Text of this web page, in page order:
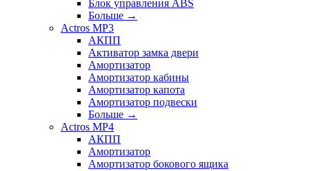
Блок управления ABS
Больше →
Actros MP3
АКПП
Активатор замка двери
Амортизатор
Амортизатор кабины
Амортизатор капота
Амортизатор подвески
Больше →
Actros MP4
АКПП
Амортизатор
Амортизатор бокового ящика